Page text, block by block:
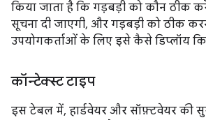
किया जाता है कि गड़बड़ी को कौन ठीक
सूचना दी जाएगी, और गड़बड़ी को ठीक
उपयोगकर्ताओं के लिए इसे कैसे डिप्लॉय
कॉन्टेक्स्ट टाइप
इस टेबल में, हार्डवेयर और सॉफ़्टवेयर की